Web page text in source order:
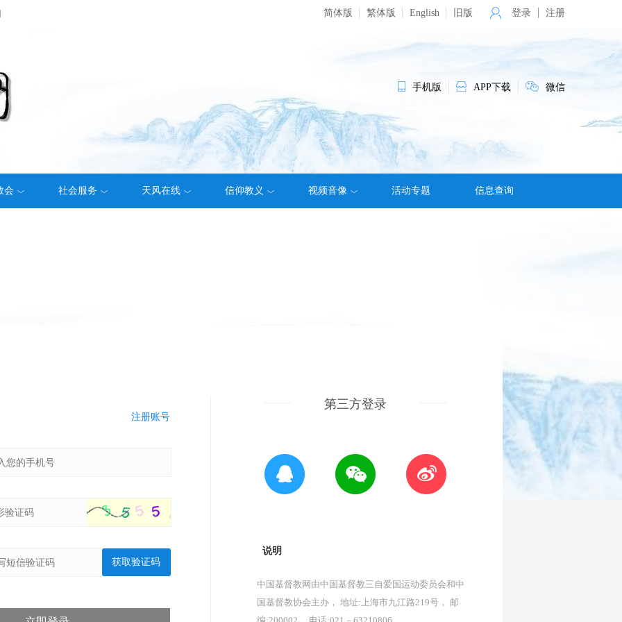
简体版 繁体版 English 旧版 登录 注册
手机版 APP下载 微信
会 社会服务 天风在线 信仰教义 视频音像 活动专题 信息查询
注册账号
获取验证码
第三方登录
说明
中国基督教网由中国基督教三自爱国运动委员会和中
国基督教协会主办， 地址:上海市九江路219号， 邮